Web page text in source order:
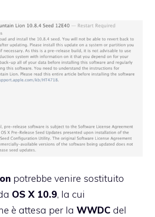
potrebbe venire sostituito
OS X 10.9, la cui
è attesa per la WWDC del